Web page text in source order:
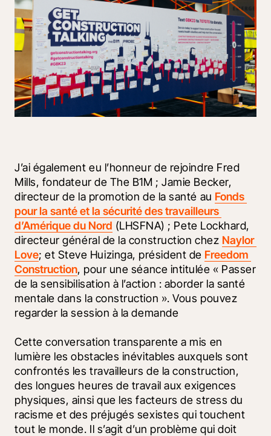
J’ai également eu l’honneur de rejoindre Fred
Mills, fondateur de The B1M ; Jamie Becker,
directeur de la promotion de la santé au Fonds
pour la santé et la sécurité des travailleurs
d’Amérique du Nord (LHSFNA) ; Pete Lockhard,
directeur général de la construction chez Naylor
Love; et Steve Huizinga, président de Freedom
Construction, pour une séance intitulée « Passer
de la sensibilisation à l’action : aborder la santé
mentale dans la construction ». Vous pouvez
regarder la session à la demande
Cette conversation transparente a mis en
lumière les obstacles inévitables auxquels sont
confrontés les travailleurs de la construction,
des longues heures de travail aux exigences
physiques, ainsi que les facteurs de stress du
racisme et des préjugés sexistes qui touchent
tout le monde. Il s’agit d’un problème qui doit